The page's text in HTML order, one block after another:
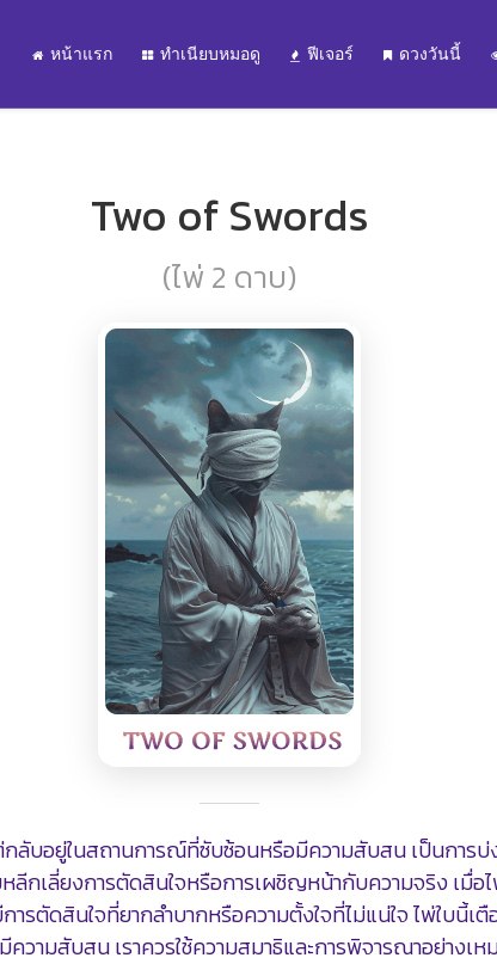
หน้าแรก ทำเนียบหมอดู ฟีเจอร์ ดวงวันนี้
Two of Swords
(ไพ่ 2 ดาบ)
บอยู่ในสถานการณ์ที่ซับซ้อนหรือมีความสับสน เป็นการบ่
หลีกเลี่ยงการตัดสินใจหรือการเผชิญหน้ากับความจริง เ
ตัดสินใจที่ยากลำบากหรือความตั้งใจที่ไม่แน่ใจ ไพ่ใบนี้เตือ
ามสับสน เราควรใช้ความสมาธิและการพิจารณาอย่างเห